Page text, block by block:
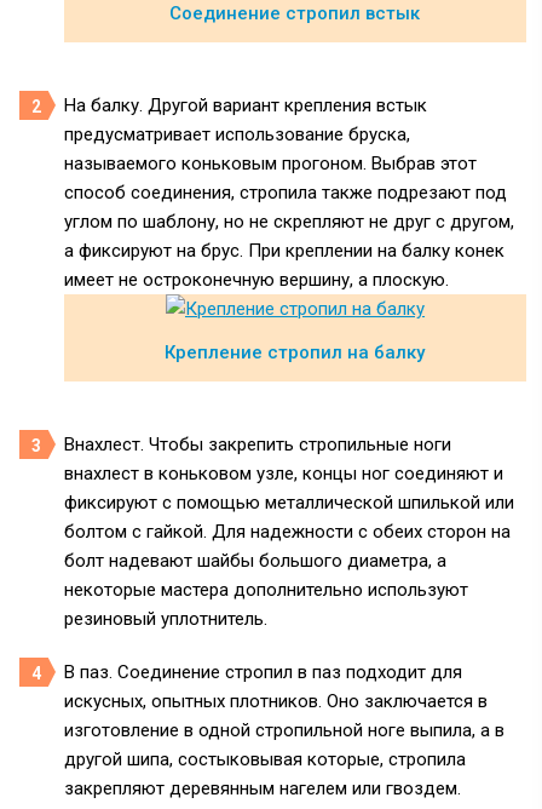
Соединение стропил встык
На балку. Другой вариант крепления встык
предусматривает использование бруска,
называемого коньковым прогоном. Выбрав этот
способ соединения, стропила также подрезают под
углом по шаблону, но не скрепляют не друг с другом,
а фиксируют на брус. При креплении на балку конек
имеет не остроконечную вершину, а плоскую.
Крепление стропил на балку
Внахлест. Чтобы закрепить стропильные ноги
внахлест в коньковом узле, концы ног соединяют и
фиксируют с помощью металлической шпилькой или
болтом с гайкой. Для надежности с обеих сторон на
болт надевают шайбы большого диаметра, а
некоторые мастера дополнительно используют
резиновый уплотнитель.
В паз. Соединение стропил в паз подходит для
искусных, опытных плотников. Оно заключается в
изготовление в одной стропильной ноге выпила, а в
другой шипа, состыковывая которые, стропила
закрепляют деревянным нагелем или гвоздем.